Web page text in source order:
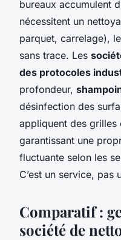
bureaux accumulent
nécessitent un
parquet, carrelage),
sans trace. Les
des protocoles
profondeur,
désinfection des
appliquent des grilles
garantissant une
fluctuante selon les
C’est un service, pas
Comparatif :
société de